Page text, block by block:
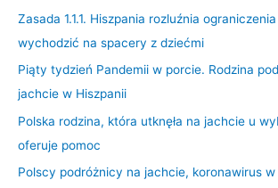
Zasada 1.1.1. Hiszpania rozluźnia
wychodzić na spacery z dziećmi
Piąty tydzień Pandemii w porcie. Rodzina
jachcie w Hiszpanii
Polska rodzina, która utknęła na jachcie u
oferuje pomoc
Polscy podróżnicy na jachcie, koronawirus w